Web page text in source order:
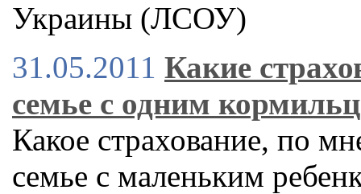
Украины (ЛСОУ)
31.05.2011 Какие
семье с одним
Какое страхование, по
семье с маленьким